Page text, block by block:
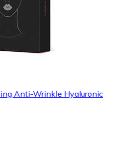
Anti-Wrinkle Hyaluronic